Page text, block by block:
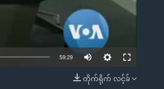
EMBED
59:29
တိုက်ရိုက် လင့်ခ်